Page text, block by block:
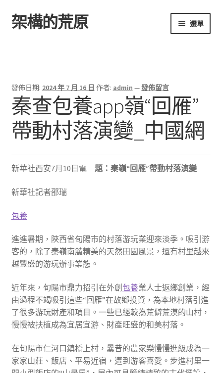
跳
至
跳
至
架構的荒原 選單
發佈日期: 2024 年 7 月 16 日 作者: admin —發佈留言
秦查包養app嶺“回雁”
帶動村落演變_中國網
新華社西安7月10日電題：秦嶺“回雁”帶動村落演變
新華社記者邵瑞
包養
進進暑期，陜西省旬陽市的村落游玩業迎來淡季。吸引游
客的，除了秦嶺南麓精美的天然田園風景，還有村里越來
越豐盛的游玩辦事業態。
近年來，旬陽市鼎力招引在外創 包養業人士返鄉創業，經
由過程不竭吸引這些“回雁”在故鄉投資，為本地村落引進
了很多游玩財產和項目。一些已經較為荒僻荒漠的山村，
慢慢被扶植成為宜居宜游、財產旺盛的和美村落。
在旬陽市仁河口鎮橋上村，曩昔的農家樂慢慢進級成為一
家家山莊、飯店、平易近宿，遭到游客喜愛。步進村里一